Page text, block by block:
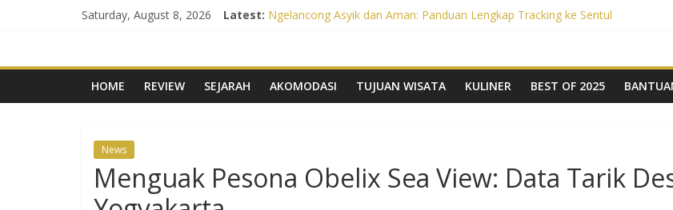
Saturday, August 8, 2026 Latest: Ngelancong Asyik dan Aman: Panduan Lengkap Tracking ke Sentul
Rayakan Ulang Tahunmu dengan Gratis (atau Diskon Besar)! Panduan
Liburan Luar Negeri Tanpa Repot: Panduan Lengkap Persiapan Agar Tak
HOME REVIEW SEJARAH AKOMODASI TUJUAN WISATA KULINER BEST OF 2025
News
Menguak Pesona Obelix Sea View: Data Tarik